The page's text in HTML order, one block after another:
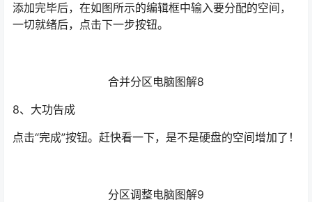
添加完毕后，在如图所示的编辑框中输入要分配的空间，
一切就绪后，点击下一步按钮。
合并分区电脑图解8
8、大功告成
点击“完成”按钮。赶快看一下，是不是硬盘的空间增加了！
分区调整电脑图解9